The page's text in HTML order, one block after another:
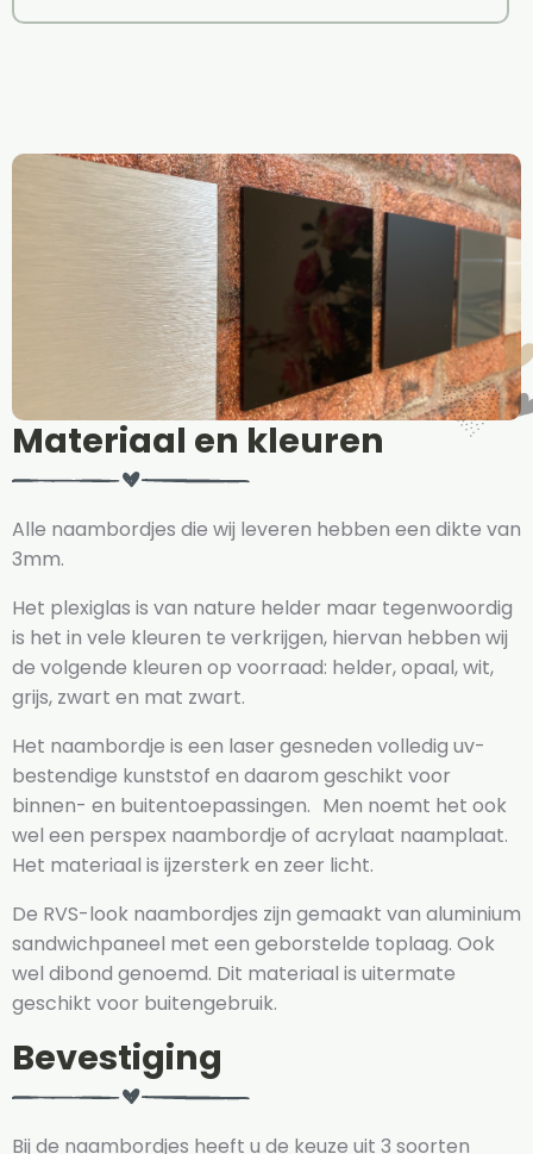
Materiaal en kleuren
Alle naambordjes die wij leveren hebben een dikte van
3mm.
Het plexiglas is van nature helder maar tegenwoordig
is het in vele kleuren te verkrijgen, hiervan hebben wij
de volgende kleuren op voorraad: helder, opaal, wit,
grijs, zwart en mat zwart.
Het naambordje is een laser gesneden volledig uv-
bestendige kunststof en daarom geschikt voor
binnen- en buitentoepassingen. Men noemt het ook
wel een perspex naambordje of acrylaat naamplaat.
Het materiaal is ijzersterk en zeer licht.
De RVS-look naambordjes zijn gemaakt van aluminium
sandwichpaneel met een geborstelde toplaag. Ook
wel dibond genoemd. Dit materiaal is uitermate
geschikt voor buitengebruik.
Bevestiging
Bij de naambordjes heeft u de keuze uit 3 soorten